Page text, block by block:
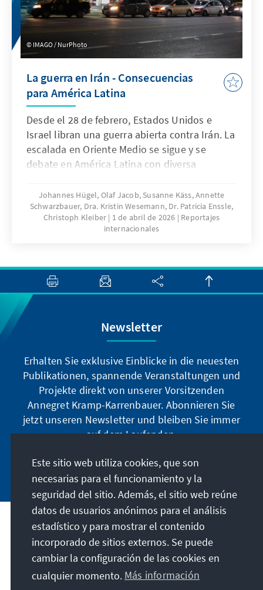
IMAGO / NurPhoto
La guerra en Irán - Consecuencias
para América Latina
Desde el 28 de febrero, Estados Unidos e
Israel libran una guerra abierta contra Irán. La
escalada en Oriente Medio se sigue y se
debate en América Latina con diversa
segundo plano en favor de los
acontecimientos de la política inter-na. Al
mismo tiempo, se observan en la región
vida cotidiana de la pobla-ción. En este
informe, nuestros corresponsales en
determinados países de la región ofre-cen
económicas que la guerra con Irán está
teniendo sobre el terreno y de la pos-tura que
adoptan los respectivos gobier-nos respecto
al conflicto y a la actuación de Estados
Unidos e Israel. Además, analizan la postura
que adoptan los so-cios políticos y los
partidos afines a la Fundación Adenauer,
cómo evoluciona el estado de ánimo general
de la crisis actual.
Johannes Hügel, Olaf Jacob, Susanne Käss, Annette
Schwarzbauer, Dra. Kristin Wesemann, Dr. Patricia Enssle,
Christoph Kleiber
1 de abril de 2026
Reportajes
internacionales
Newsletter
Erhalten Sie exklusive Einblicke in die neuesten
Publikationen, spannende Veranstaltungen und
Projekte direkt von unserer Vorsitzenden
Annegret Kramp-Karrenbauer. Abonnieren Sie
jetzt unseren Newsletter und bleiben Sie immer
auf dem Laufenden.
Jetzt abonnieren
Nuestra misión
Contacto
Este sitio web utiliza cookies, que son
necesarias para el funcionamiento y la
seguridad del sitio. Además, el sitio web reúne
datos de usuarios anónimos para el análisis
estadístico y para mostrar el contenido
incorporado de sitios externos. Se puede
cambiar la configuración de las cookies en
cualquier momento. Más información